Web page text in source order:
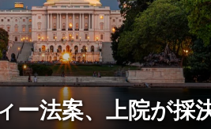
ー法案、上院が採